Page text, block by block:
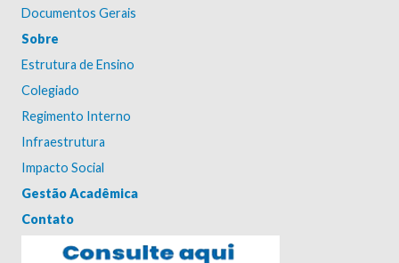
Documentos Gerais
Sobre
Estrutura de Ensino
Colegiado
Regimento Interno
Infraestrutura
Impacto Social
Gestão Acadêmica
Contato